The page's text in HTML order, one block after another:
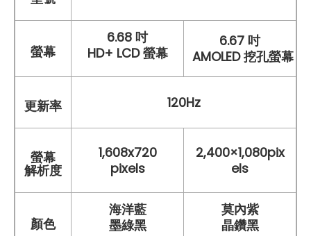
螢幕
6.68 吋
HD+ LCD 螢幕
6.67 吋
AMOLED 挖孔螢幕
更新率 120Hz
螢幕
解析度
1,608x720
pixels
2,400×1,080pix
els
顏色
海洋藍
墨綠黑
莫內紫
晶鑽黑